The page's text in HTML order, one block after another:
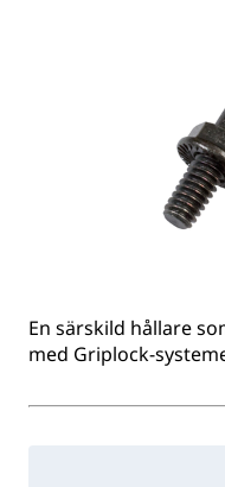
En särskild hållare
med Griplock-